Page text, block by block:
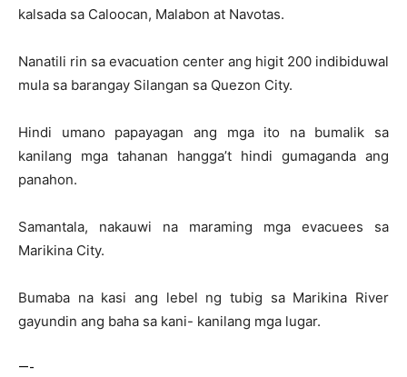
kalsada sa Caloocan, Malabon at Navotas.
Nanatili rin sa evacuation center ang higit 200 indibiduwal
mula sa barangay Silangan sa Quezon City.
Hindi umano papayagan ang mga ito na bumalik sa
kanilang mga tahanan hangga’t hindi gumaganda ang
panahon.
Samantala, nakauwi na maraming mga evacuees sa
Marikina City.
Bumaba na kasi ang lebel ng tubig sa Marikina River
gayundin ang baha sa kani- kanilang mga lugar.
—-